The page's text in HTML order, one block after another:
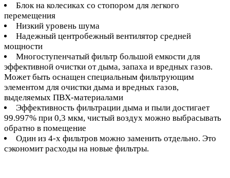
Блок на колесиках со стопором для легкого
перемещения
Низкий уровень шума
Надежный центробежный вентилятор средней
мощности
Многоступенчатый фильтр большой емкости для
эффективной очистки от дыма, запаха и вредных газов.
Может быть оснащен специальным фильтрующим
элементом для очистки дыма и вредных газов,
выделяемых ПВХ-материалами
Эффективность фильтрации дыма и пыли достигает
99.997% при 0,3 мкм, чистый воздух можно выбрасывать
обратно в помещение
Один из 4-х фильтров можно заменить отдельно. Это
сэкономит расходы на новые фильтры.